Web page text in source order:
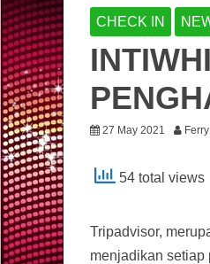
CHECK IN
27 May 2021 Ferry
54 total views
Tripadvisor,
menjadikan setiap